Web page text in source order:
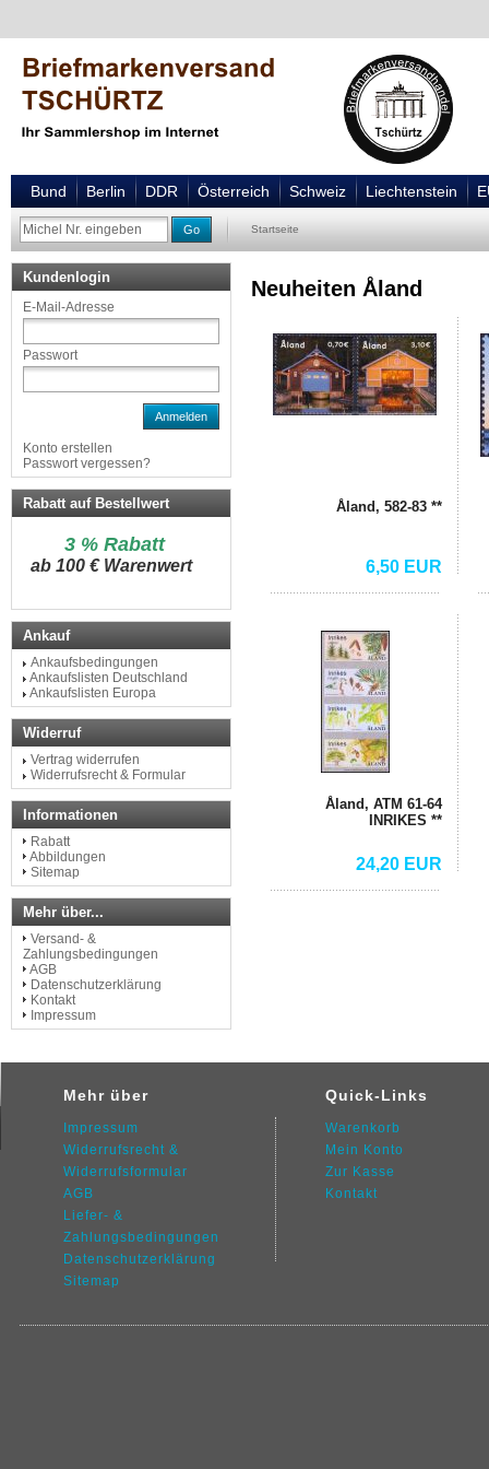
Bund Berlin DDR Österreich Schweiz Liechtenstein
Go Startseite
Neuheiten Åland
Åland, 582-83 **
6,50 EUR
Åland, ATM 61-64
INRIKES **
24,20 EUR
Kundenlogin
E-Mail-Adresse
Passwort
Anmelden
Konto erstellen
Passwort vergessen?
Rabatt auf Bestellwert
3 % Rabatt
ab 100 € Warenwert
Ankauf
Ankaufsbedingungen
Ankaufslisten Deutschland
Ankaufslisten Europa
Widerruf
Vertrag widerrufen
Widerrufsrecht & Formular
Informationen
Rabatt
Abbildungen
Sitemap
Mehr über...
Versand- &
Zahlungsbedingungen
AGB
Datenschutzerklärung
Kontakt
Impressum
Mehr über
Impressum
Widerrufsrecht &
Widerrufsformular
AGB
Liefer- &
Zahlungsbedingungen
Datenschutzerklärung
Sitemap
Quick-Links
Warenkorb
Mein Konto
Zur Kasse
Kontakt